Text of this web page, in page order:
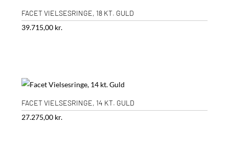
FACET VIELSESRINGE, 18 KT. GULD
39.715,00 kr.
FACET VIELSESRINGE, 14 KT. GULD
27.275,00 kr.